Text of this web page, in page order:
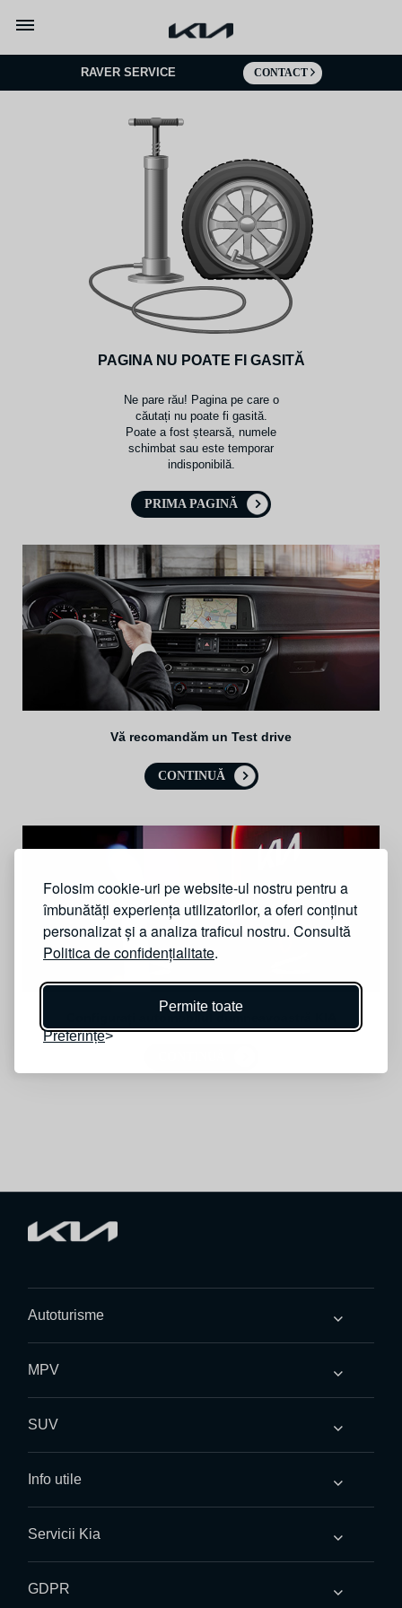
Folosim cookie-uri pe website-ul nostru pentru a
îmbunătăți experiența utilizatorilor, a oferi conținut
personalizat și a analiza traficul nostru. Consultă
Politica de confidențialitate.
Permite toate
Preferințe
RAVER SERVICE CONTACT
PAGINA NU POATE FI GASITĂ
Ne pare rău! Pagina pe care o
căutați nu poate fi gasită.
Poate a fost ștearsă, numele
schimbat sau este temporar
indisponibilă.
PRIMA PAGINĂ
Vă recomandăm un Test drive
CONTINUĂ
Autoturisme
MPV
SUV
Info utile
Servicii Kia
GDPR